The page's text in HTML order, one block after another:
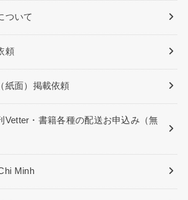
ついて
頼
紙面）掲載依頼
Vetter・書籍各種の配送お申込み（無
Minh